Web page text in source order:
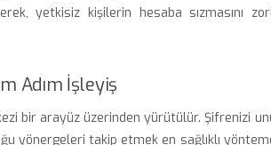
yetkisiz kişilerin hesaba sızmasını
Adım İşleyiş
bir arayüz üzerinden yürütülür. Şifrenizi
yönergeleri takip etmek en sağlıklı